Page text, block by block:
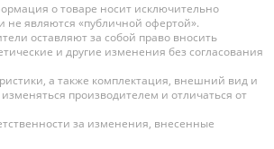
о товаре носит исключительно
не являются «публичной офертой».
оставляют за собой право вносить
и другие изменения без согласования
а также комплектация, внешний вид и
изменяться производителем и отличаться от
за изменения, внесенные